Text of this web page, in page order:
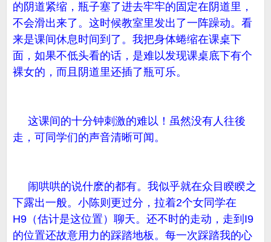
的阴道紧缩，瓶子塞了进去牢牢的固定在阴道里，
不会滑出来了。这时候教室里发出了一阵躁动。看
来是课间休息时间到了。我把身体蜷缩在课桌下
面，如果不低头看的话，是难以发现课桌底下有个
裸女的，而且阴道里还插了瓶可乐。
这课间的十分钟刺激的难以！虽然没有人往後
走，可同学们的声音清晰可闻。
闹哄哄的说什麽的都有。我似乎就在众目睽睽之
下露出一般。小陈则更过分，拉着2个女同学在
H9（估计是这位置）聊天。还不时的走动，走到I9
的位置还故意用力的踩踏地板。每一次踩踏我的心